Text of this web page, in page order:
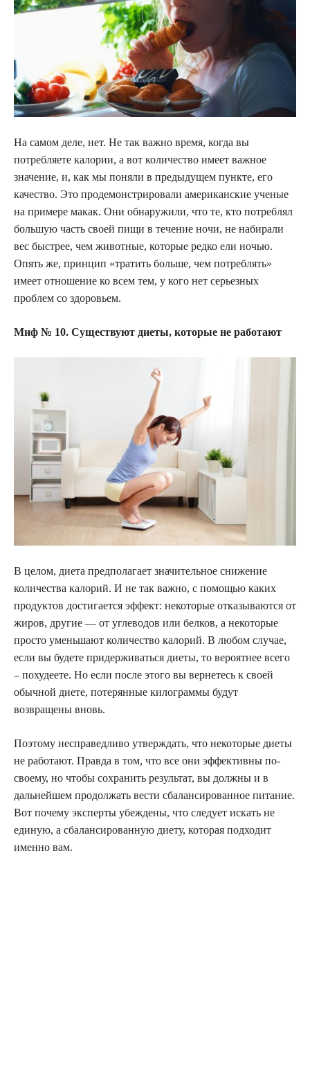
На самом деле, нет. Не так важно время, когда вы
потребляете калории, а вот количество имеет важное
значение, и, как мы поняли в предыдущем пункте, его
качество. Это продемонстрировали американские ученые
на примере макак. Они обнаружили, что те, кто потреблял
большую часть своей пищи в течение ночи, не набирали
вес быстрее, чем животные, которые редко ели ночью.
Опять же, принцип «тратить больше, чем потреблять»
имеет отношение ко всем тем, у кого нет серьезных
проблем со здоровьем.
Миф № 10. Существуют диеты, которые не работают
В целом, диета предполагает значительное снижение
количества калорий. И не так важно, с помощью каких
продуктов достигается эффект: некоторые отказываются от
жиров, другие — от углеводов или белков, а некоторые
просто уменьшают количество калорий. В любом случае,
если вы будете придерживаться диеты, то вероятнее всего
– похудеете. Но если после этого вы вернетесь к своей
обычной диете, потерянные килограммы будут
возвращены вновь.
Поэтому несправедливо утверждать, что некоторые диеты
не работают. Правда в том, что все они эффективны по-
своему, но чтобы сохранить результат, вы должны и в
дальнейшем продолжать вести сбалансированное питание.
Вот почему эксперты убеждены, что следует искать не
единую, а сбалансированную диету, которая подходит
именно вам.